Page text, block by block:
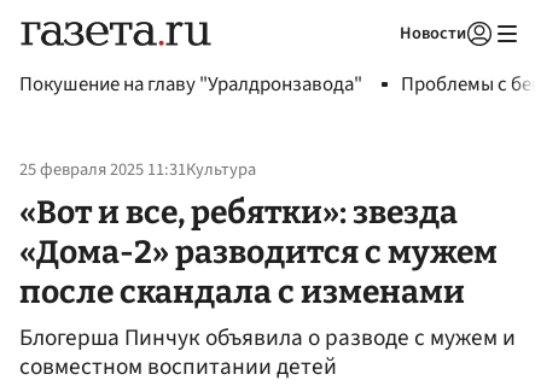
Новости
Покушение на главу "Уралдронзавода" Проблемы с
25 февраля 2025 11:31Культура
«Вот и все, ребятки»: звезда
«Дома-2» разводится с мужем
после скандала с изменами
Блогерша Пинчук объявила о разводе с мужем и
совместном воспитании детей